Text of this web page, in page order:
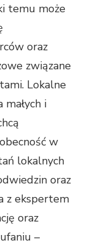
temu może
oraz
związane
Lokalne
małych i
w
lokalnych
oraz
z ekspertem
oraz
–